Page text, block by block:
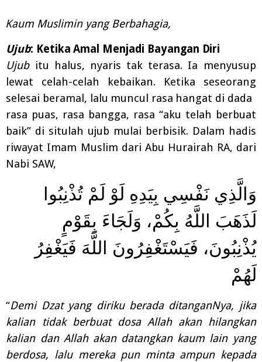
Kaum Muslimin yang Berbahagia,
Ujub: Ketika Amal Menjadi Bayangan Diri
Ujub itu halus, nyaris tak terasa. Ia menyusup
lewat celah-celah kebaikan. Ketika seseorang
selesai beramal, lalu muncul rasa hangat di dada
rasa puas, rasa bangga, rasa “aku telah berbuat
baik” di situlah ujub mulai berbisik. Dalam hadis
riwayat Imam Muslim dari Abu Hurairah RA, dari
Nabi SAW,
وَالَّذِي نَفْسِي بِيَدِهِ لَوْ لَمْ تُذْنِبُوا
لَذَهَبَ اللَّهُ بِكُمْ، وَلَجَاءَ بِقَوْمٍ
يُذْنِبُونَ، فَيَسْتَغْفِرُونَ اللَّهَ فَيَغْفِرُ
لَهُمْ
“Demi Dzat yang diriku berada ditanganNya, jika
kalian tidak berbuat dosa Allah akan hilangkan
kalian dan Allah akan datangkan kaum lain yang
berdosa, lalu mereka pun minta ampun kepada